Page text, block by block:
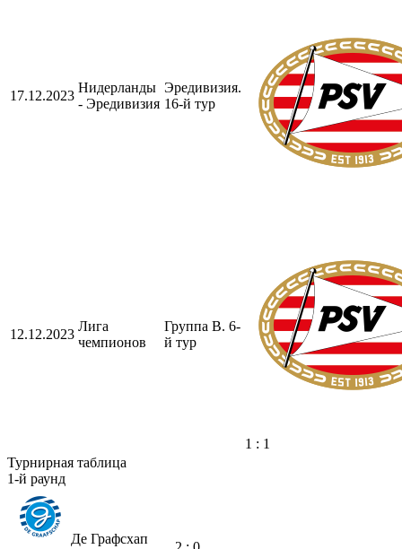
17.12.2023
Нидерланды
- Эредивизия
Эредивизия.
16-й тур
12.12.2023
Лига
чемпионов
Группа B. 6-
й тур
1 : 1
Турнирная таблица
1-й раунд
Де Графсхап